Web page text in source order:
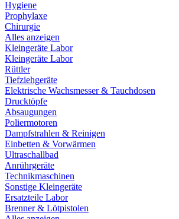
Hygiene
Prophylaxe
Chirurgie
Alles anzeigen
Kleingeräte Labor
Kleingeräte Labor
Rüttler
Tiefziehgeräte
Elektrische Wachsmesser & Tauchdosen
Drucktöpfe
Absaugungen
Poliermotoren
Dampfstrahlen & Reinigen
Einbetten & Vorwärmen
Ultraschallbad
Anrührgeräte
Technikmaschinen
Sonstige Kleingeräte
Ersatzteile Labor
Brenner & Lötpistolen